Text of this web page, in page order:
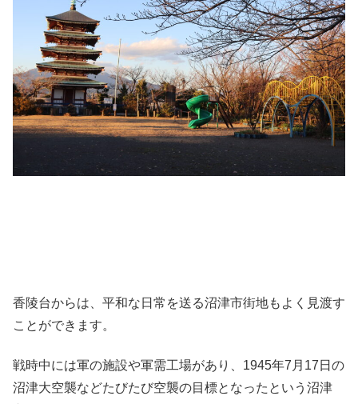
香陵台からは、平和な日常を送る沼津市街地もよく見渡す
ことができます。
戦時中には軍の施設や軍需工場があり、1945年7月17日の
沼津大空襲などたびたび空襲の目標となったという沼津